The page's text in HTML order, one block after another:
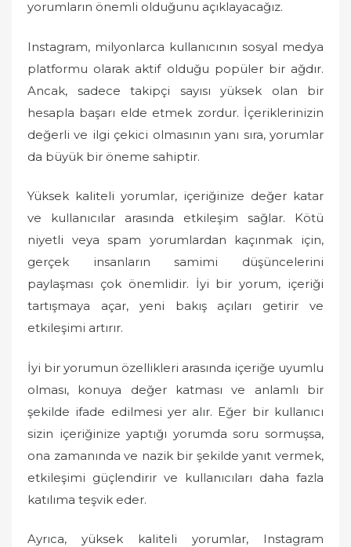
yorumların önemli olduğunu açıklayacağız.
Instagram, milyonlarca kullanıcının sosyal medya
platformu olarak aktif olduğu popüler bir ağdır.
Ancak, sadece takipçi sayısı yüksek olan bir
hesapla başarı elde etmek zordur. İçeriklerinizin
değerli ve ilgi çekici olmasının yanı sıra, yorumlar
da büyük bir öneme sahiptir.
Yüksek kaliteli yorumlar, içeriğinize değer katar
ve kullanıcılar arasında etkileşim sağlar. Kötü
niyetli veya spam yorumlardan kaçınmak için,
gerçek insanların samimi düşüncelerini
paylaşması çok önemlidir. İyi bir yorum, içeriği
tartışmaya açar, yeni bakış açıları getirir ve
etkileşimi artırır.
İyi bir yorumun özellikleri arasında içeriğe uyumlu
olması, konuya değer katması ve anlamlı bir
şekilde ifade edilmesi yer alır. Eğer bir kullanıcı
sizin içeriğinize yaptığı yorumda soru sormuşsa,
ona zamanında ve nazik bir şekilde yanıt vermek,
etkileşimi güçlendirir ve kullanıcıları daha fazla
katılıma teşvik eder.
Ayrıca, yüksek kaliteli yorumlar, Instagram